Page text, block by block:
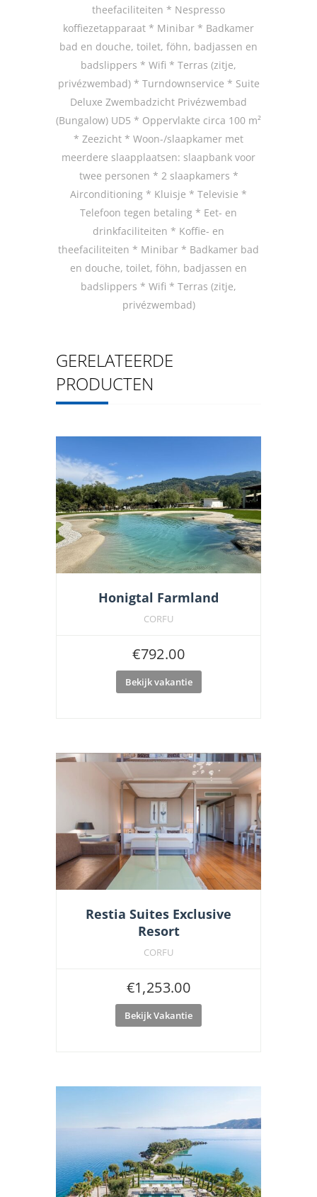
theefaciliteiten * Nespresso
koffiezetapparaat * Minibar * Badkamer
bad en douche, toilet, föhn, badjassen en
badslippers * Wifi * Terras (zitje,
privézwembad) * Turndownservice * Suite
Deluxe Zwembadzicht Privézwembad
(Bungalow) UD5 * Oppervlakte circa 100 m²
* Zeezicht * Woon-/slaapkamer met
meerdere slaapplaatsen: slaapbank voor
twee personen * 2 slaapkamers *
Airconditioning * Kluisje * Televisie *
Telefoon tegen betaling * Eet- en
drinkfaciliteiten * Koffie- en
theefaciliteiten * Minibar * Badkamer bad
en douche, toilet, föhn, badjassen en
badslippers * Wifi * Terras (zitje,
privézwembad)
GERELATEERDE
PRODUCTEN
Honigtal Farmland
CORFU
€792.00
Bekijk vakantie
Restia Suites Exclusive
Resort
CORFU
€1,253.00
Bekijk Vakantie